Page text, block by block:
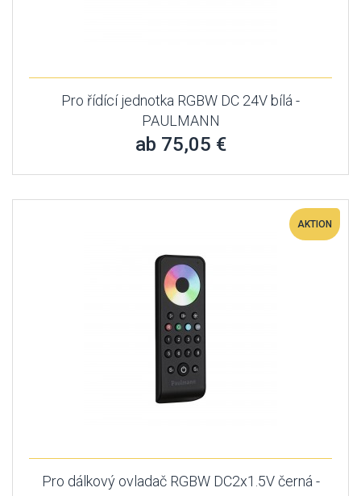
Pro řídící jednotka RGBW DC 24V bílá -
PAULMANN
ab 75,05 €
AKTION
Pro dálkový ovladač RGBW DC2x1.5V černá -